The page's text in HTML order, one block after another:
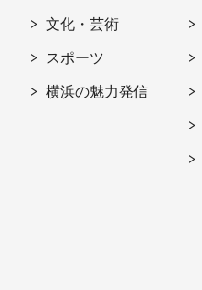
文化・芸術
スポーツ
横浜の魅力発信